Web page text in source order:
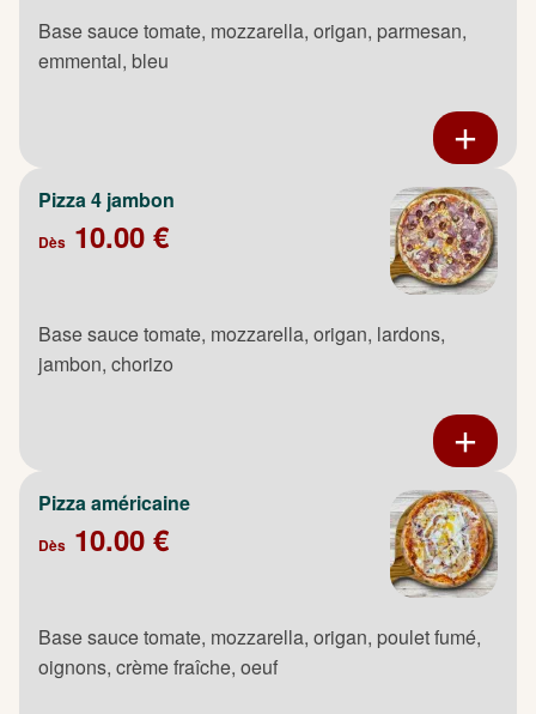
Base sauce tomate, mozzarella, origan, parmesan,
emmental, bleu
Pizza 4 jambon
Dès 10.00 €
Base sauce tomate, mozzarella, origan, lardons,
jambon, chorizo
Pizza américaine
Dès 10.00 €
Base sauce tomate, mozzarella, origan, poulet fumé,
oignons, crème fraîche, oeuf